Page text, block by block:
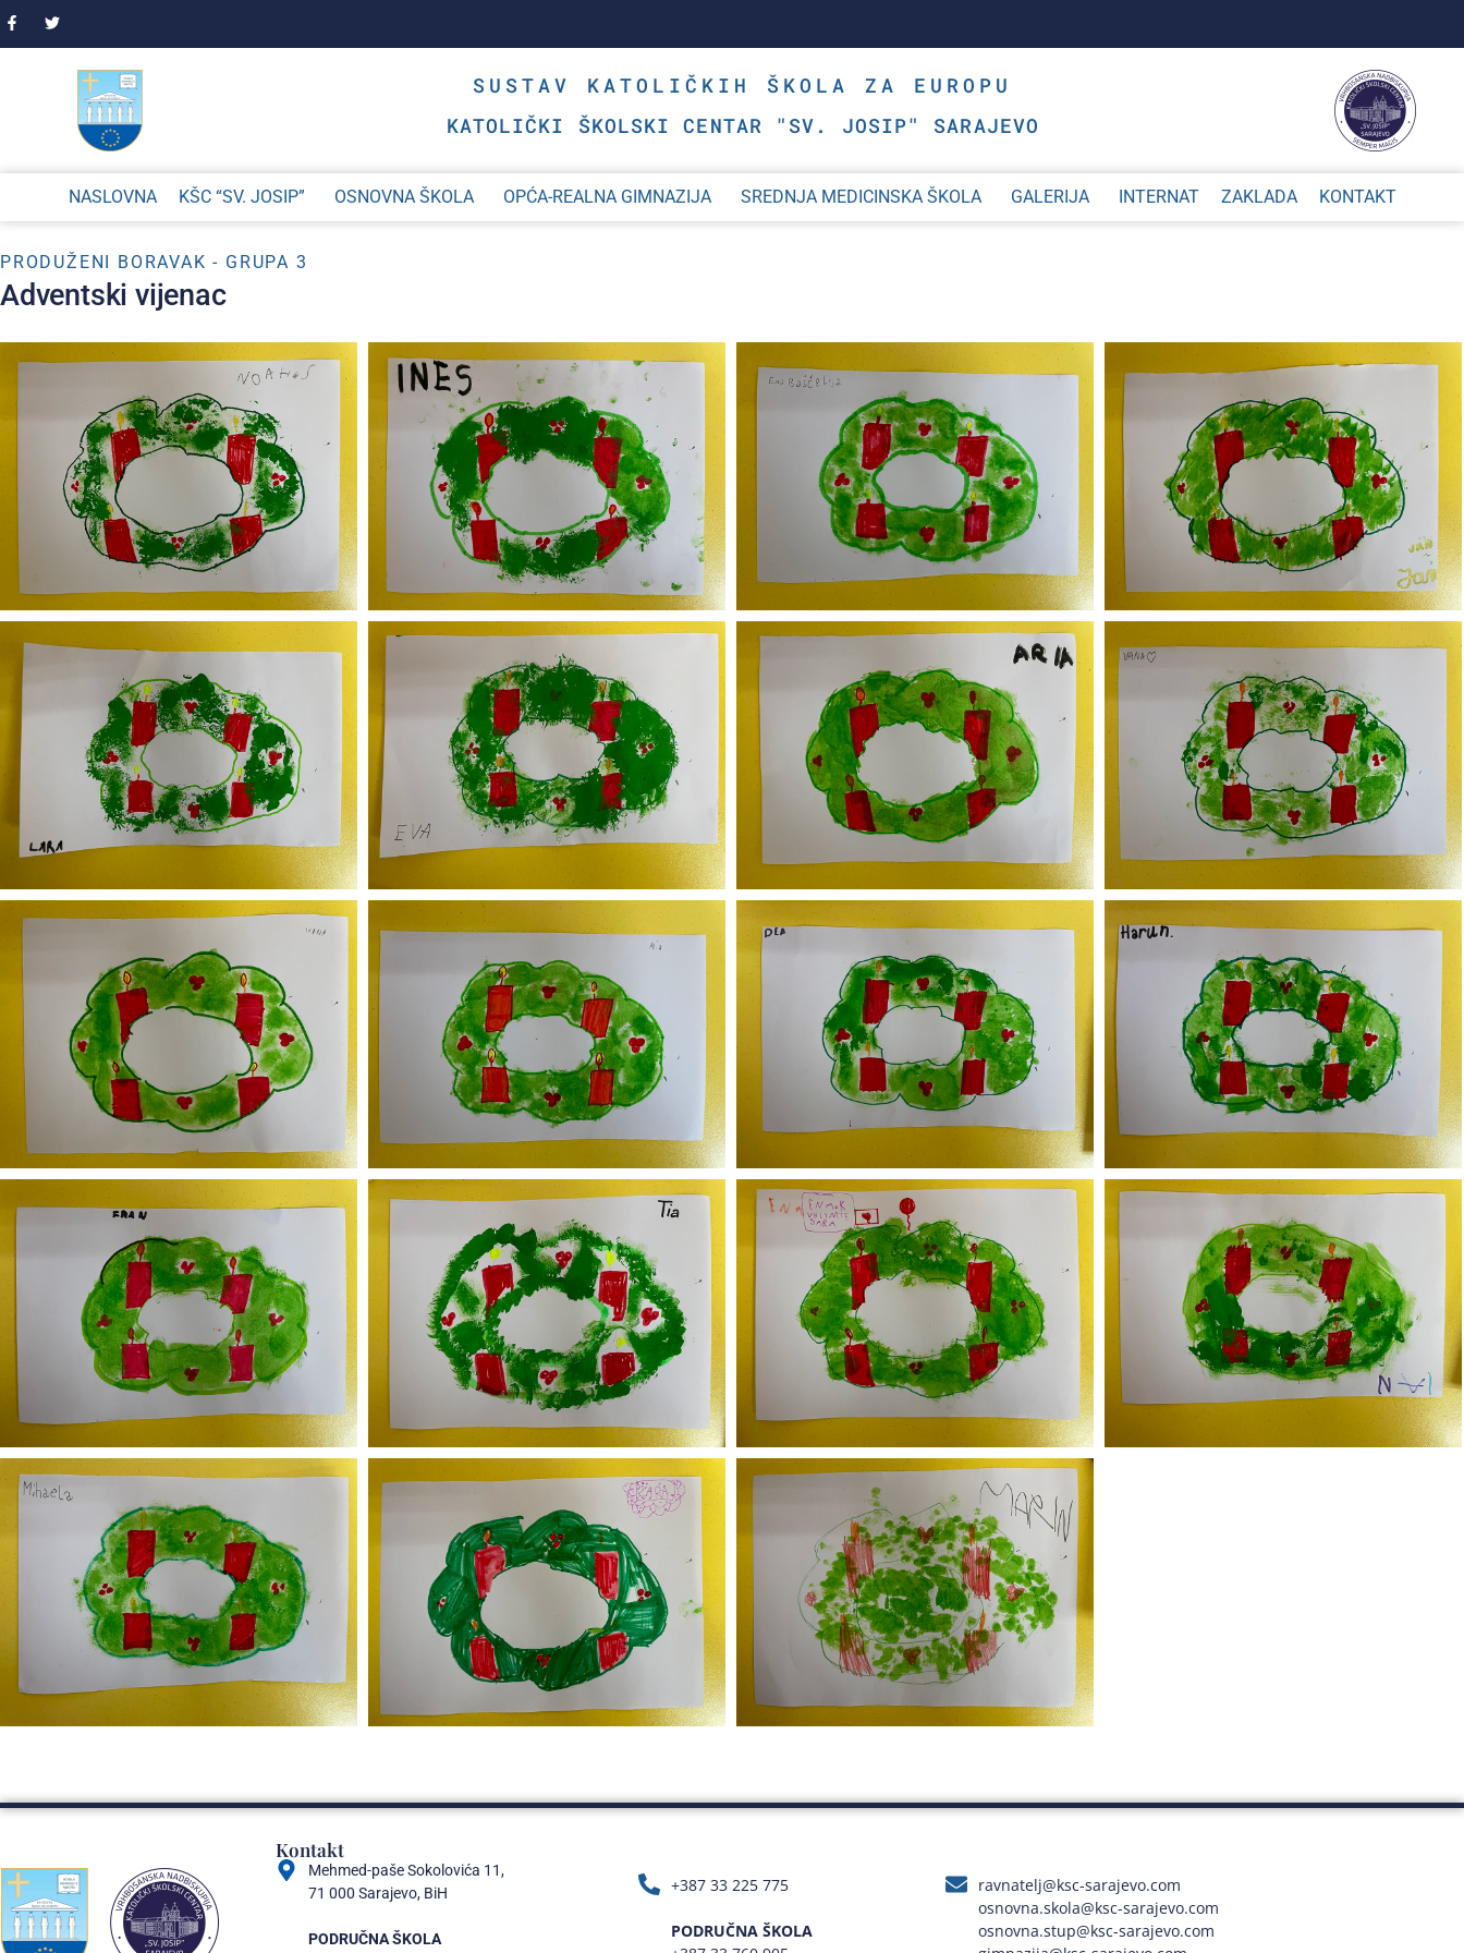
SUSTAV KATOLIČKIH ŠKOLA ZA EUROPU
KATOLIČKI ŠKOLSKI CENTAR "SV. JOSIP" SARAJEVO
NASLOVNA KŠC “SV. JOSIP” OSNOVNA ŠKOLA OPĆA-REALNA GIMNAZIJA SREDNJA MEDICINSKA ŠKOLA GALERIJA INTERNAT ZAKLADA KONTAKT
PRODUŽENI BORAVAK - GRUPA 3
Adventski vijenac
Kontakt
Mehmed-paše Sokolovića 11,
71 000 Sarajevo, BiH
PODRUČNA ŠKOLA
+387 33 225 775
PODRUČNA ŠKOLA
ravnatelj@ksc-sarajevo.com
osnovna.skola@ksc-sarajevo.com
osnovna.stup@ksc-sarajevo.com